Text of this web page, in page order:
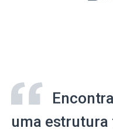
uma estrutura